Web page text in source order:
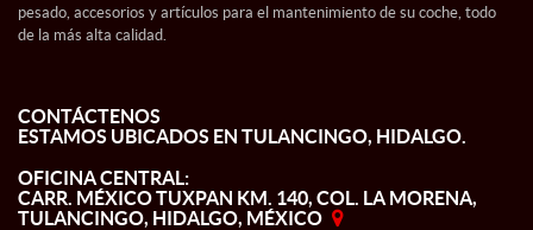
pesado, accesorios y artículos para el mantenimiento de su coche, todo
de la más alta calidad.
CONTÁCTENOS
ESTAMOS UBICADOS EN TULANCINGO, HIDALGO.
OFICINA CENTRAL:
CARR. MÉXICO TUXPAN KM. 140, COL. LA MORENA,
TULANCINGO, HIDALGO, MÉXICO